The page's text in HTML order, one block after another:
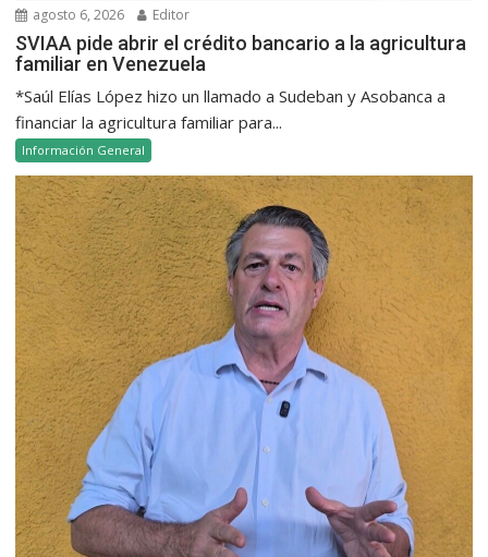
agosto 6, 2026 Editor
SVIAA pide abrir el crédito bancario a la agricultura
familiar en Venezuela
*Saúl Elías López hizo un llamado a Sudeban y Asobanca a
financiar la agricultura familiar para...
Información General